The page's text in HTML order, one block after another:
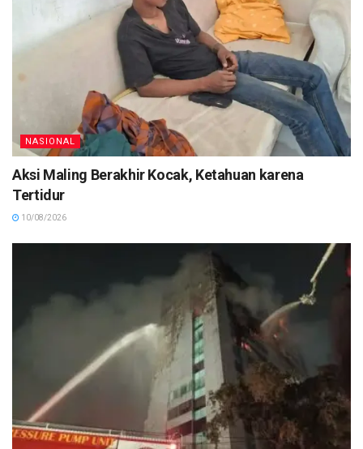
NASIONAL
Aksi Maling Berakhir Kocak, Ketahuan karena
Tertidur
10/08/2026